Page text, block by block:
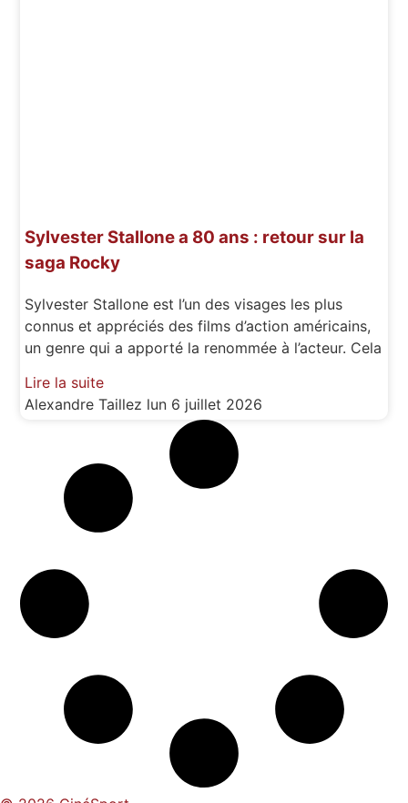
Sylvester Stallone a 80 ans : retour sur la
saga Rocky
Sylvester Stallone est l’un des visages les plus
connus et appréciés des films d’action américains,
un genre qui a apporté la renommée à l’acteur. Cela
Lire la suite
Alexandre Taillez lun 6 juillet 2026